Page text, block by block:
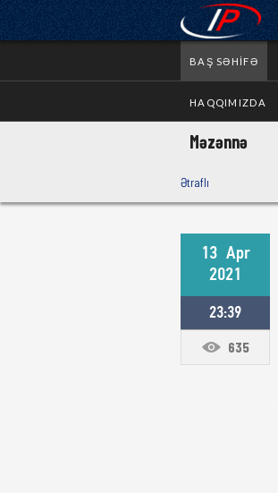
BAŞ SƏHIFƏ
HAQQIMIZDA
Məzənnə
Ətraflı
13 Apr
2021
23:39
635